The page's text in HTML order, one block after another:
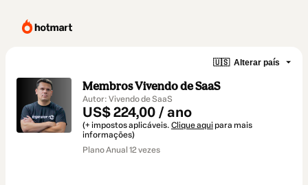
🇺🇸 Alterar país
Membros Vivendo de SaaS
Autor: Vivendo de SaaS
US$ 224,00 / ano
(+ impostos aplicáveis. Clique aqui para mais
informações)
Plano Anual 12 vezes